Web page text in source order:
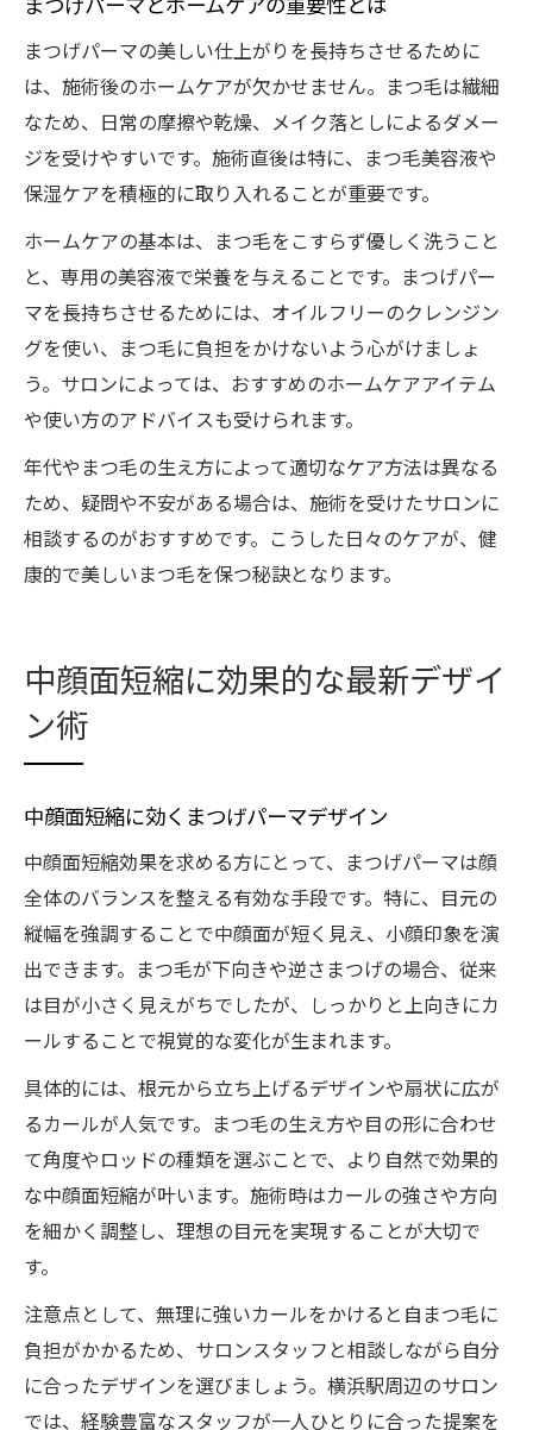
まつげパーマの美しい仕上がりを長持ちさせるために
は、施術後のホームケアが欠かせません。まつ毛は繊細
なため、日常の摩擦や乾燥、メイク落としによるダメー
ジを受けやすいです。施術直後は特に、まつ毛美容液や
保湿ケアを積極的に取り入れることが重要です。
ホームケアの基本は、まつ毛をこすらず優しく洗うこと
と、専用の美容液で栄養を与えることです。まつげパー
マを長持ちさせるためには、オイルフリーのクレンジン
グを使い、まつ毛に負担をかけないよう心がけましょ
う。サロンによっては、おすすめのホームケアアイテム
や使い方のアドバイスも受けられます。
年代やまつ毛の生え方によって適切なケア方法は異なる
ため、疑問や不安がある場合は、施術を受けたサロンに
相談するのがおすすめです。こうした日々のケアが、健
康的で美しいまつ毛を保つ秘訣となります。
中顔面短縮に効果的な最新デザイ
ン術
中顔面短縮に効くまつげパーマデザイン
中顔面短縮効果を求める方にとって、まつげパーマは顔
全体のバランスを整える有効な手段です。特に、目元の
縦幅を強調することで中顔面が短く見え、小顔印象を演
出できます。まつ毛が下向きや逆さまつげの場合、従来
は目が小さく見えがちでしたが、しっかりと上向きにカ
ールすることで視覚的な変化が生まれます。
具体的には、根元から立ち上げるデザインや扇状に広が
るカールが人気です。まつ毛の生え方や目の形に合わせ
て角度やロッドの種類を選ぶことで、より自然で効果的
な中顔面短縮が叶います。施術時はカールの強さや方向
を細かく調整し、理想の目元を実現することが大切で
す。
注意点として、無理に強いカールをかけると自まつ毛に
負担がかかるため、サロンスタッフと相談しながら自分
に合ったデザインを選びましょう。横浜駅周辺のサロン
では、経験豊富なスタッフが一人ひとりに合った提案を